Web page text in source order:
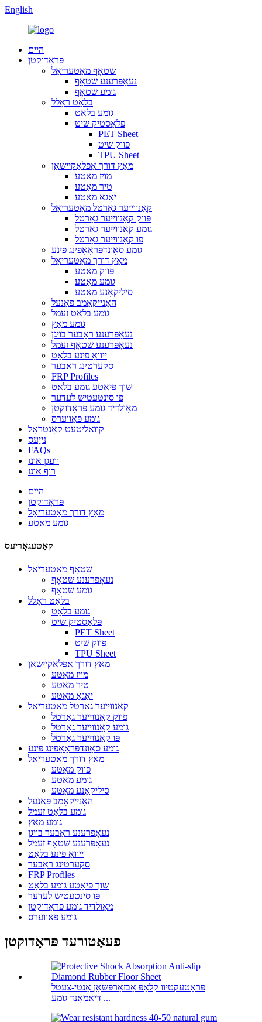
English
היים
פּראָדוקטן
שטאָף מאַטעריאַל
נעאָפּרענע שטאָף
גומע שטאָף
בלאַט ראָלל
גומע בלאַט
פּלאַסטיק שיט
PET Sheet
פּווק שיט
TPU Sheet
מאַץ דורך אַפּלאַקיישאַן
מויז מאַטע
טיר מאַטע
יאָגאַ מאַטע
קאַנווייער גאַרטל מאַטעריאַל
פּווק קאַנווייער גאַרטל
גומע קאַנווייער גאַרטל
פּו קאַנווייער גאַרטל
גומע סאָונדפּראָאָפינג פּינע
מאַץ דורך מאַטעריאַל
פּווק מאַטע
גומע מאַטע
סיליקאָנע מאַטע
האָנייקאָמב פּאַנעל
גומע בלאַט זעמל
גומע מאַץ
נעאָפּרענע ראַבער בויגן
נעאָפּרענע שטאָף זעמל
ייוואַ פּינע בלאַט
סקערטינג ראַבער
FRP Profiles
שוך פּיאַטע גומע בלאַט
פּו סינטעטיש לעדער
מאָולדיד גומע פּראָדוקטן
גומע פּאַווערס
קוואַליטעט קאָנטראָל
נייַעס
FAQs
וועגן אונז
רוף אונז
היים
פּראָדוקטן
מאַץ דורך מאַטעריאַל
גומע מאַטע
קאַטעגאָריעס
שטאָף מאַטעריאַל
נעאָפּרענע שטאָף
גומע שטאָף
בלאַט ראָלל
גומע בלאַט
פּלאַסטיק שיט
PET Sheet
פּווק שיט
TPU Sheet
מאַץ דורך אַפּלאַקיישאַן
מויז מאַטע
טיר מאַטע
יאָגאַ מאַטע
קאַנווייער גאַרטל מאַטעריאַל
פּווק קאַנווייער גאַרטל
גומע קאַנווייער גאַרטל
פּו קאַנווייער גאַרטל
גומע סאָונדפּראָאָפינג פּינע
מאַץ דורך מאַטעריאַל
פּווק מאַטע
גומע מאַטע
סיליקאָנע מאַטע
האָנייקאָמב פּאַנעל
גומע בלאַט זעמל
גומע מאַץ
נעאָפּרענע ראַבער בויגן
נעאָפּרענע שטאָף זעמל
ייוואַ פּינע בלאַט
סקערטינג ראַבער
FRP Profiles
שוך פּיאַטע גומע בלאַט
פּו סינטעטיש לעדער
מאָולדיד גומע פּראָדוקטן
גומע פּאַווערס
פעאַטורעד פּראָדוקטן
פּראַטעקטיוו קלאַפּ אַבזאָרפּשאַן אַנטי-צעטל
דיאַמאָנד גומע ...